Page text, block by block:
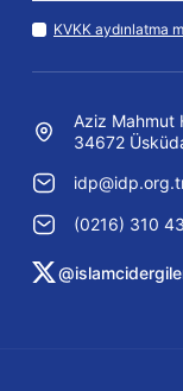
KVKK aydınlatma
Aziz Mahmut
34672
(0216) 310